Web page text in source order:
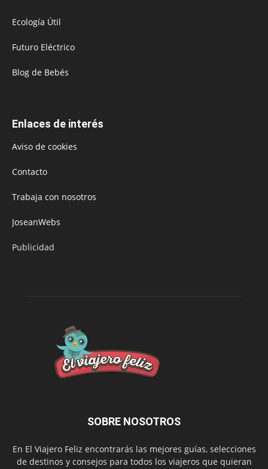
Ecología Útil
Futuro Eléctrico
Blog de Bebés
Enlaces de interés
Aviso de cookies
Contacto
Trabaja con nosotros
JoseanWebs
Publicidad
SOBRE NOSOTROS
En El Viajero Feliz encontrarás las mejores guías, selecciones
de destinos y consejos para todos los viajeros que quieran